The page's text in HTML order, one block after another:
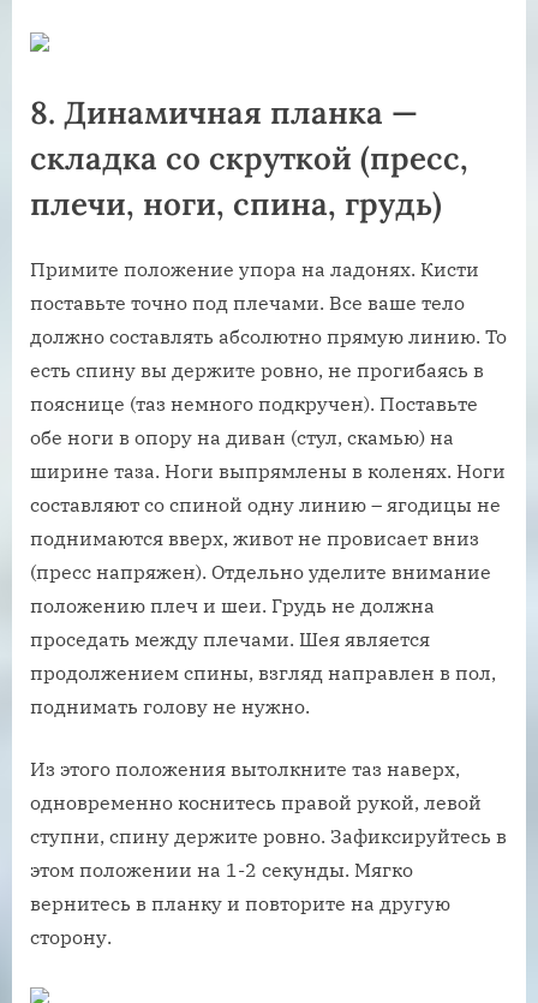
8. Динамичная планка —
складка со скруткой (пресс,
плечи, ноги, спина, грудь)
Примите положение упора на ладонях. Кисти
поставьте точно под плечами. Все ваше тело
должно составлять абсолютно прямую линию. То
есть спину вы держите ровно, не прогибаясь в
пояснице (таз немного подкручен). Поставьте
обе ноги в опору на диван (стул, скамью) на
ширине таза. Ноги выпрямлены в коленях. Ноги
составляют со спиной одну линию – ягодицы не
поднимаются вверх, живот не провисает вниз
(пресс напряжен). Отдельно уделите внимание
положению плеч и шеи. Грудь не должна
проседать между плечами. Шея является
продолжением спины, взгляд направлен в пол,
поднимать голову не нужно.
Из этого положения вытолкните таз наверх,
одновременно коснитесь правой рукой, левой
ступни, спину держите ровно. Зафиксируйтесь в
этом положении на 1-2 секунды. Мягко
вернитесь в планку и повторите на другую
сторону.